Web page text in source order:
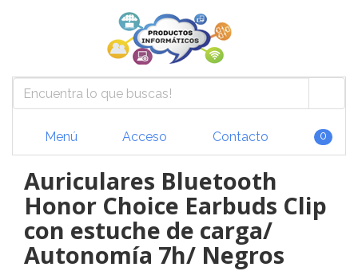
Menú Acceso Contacto 0
Auriculares Bluetooth
Honor Choice Earbuds Clip
con estuche de carga/
Autonomía 7h/ Negros